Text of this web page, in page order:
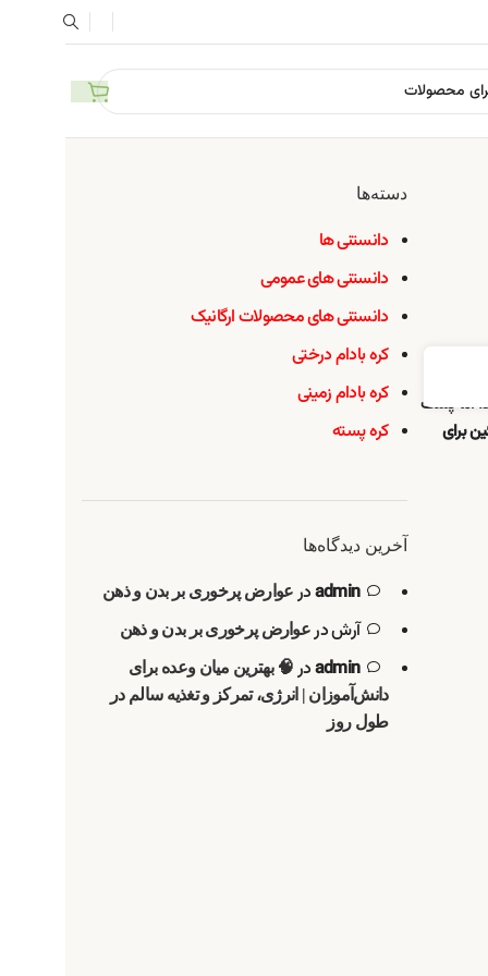
اما پشت
برای
دسته‌ها
دانستنی ها
دانستنی های عمومی
دانستنی های محصولات ارگانیک
کره بادام درختی
کره بادام زمینی
کره پسته
آخرین دیدگاه‌ها
adminدر عوارض پرخوری بر بدن و ذهن
آرشدرعوارض پرخوری بر بدن و ذهن
adminدر 🧠 بهترین میان وعده برای
دانش‌آموزان | انرژی، تمرکز و تغذیه سالم در
طول روز